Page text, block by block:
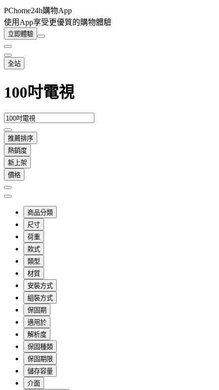
PChome24h購物App
使用App享受更優質的購物體驗
立即體驗
全站
100吋電視
推薦排序
熱銷度
新上架
價格
商品分類
尺寸
荷重
款式
類型
材質
安裝方式
組裝方式
保固期
適用於
解析度
保固種類
保固期限
儲存容量
介面